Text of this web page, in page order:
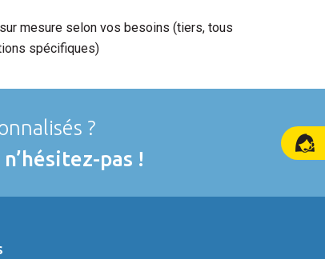
mesure selon vos besoins (tiers, tous
spécifiques)
?
pas !